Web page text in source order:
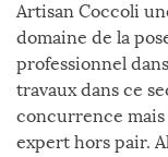
Artisan Coccoli
domaine de la
professionnel
travaux dans ce
concurrence mais
expert hors pair.